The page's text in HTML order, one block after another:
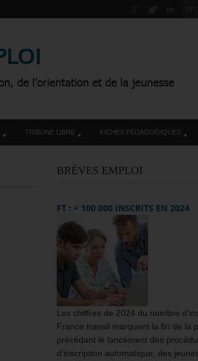
TRIBUNE LIBRE FICHES PÉDAGOGIQUES
BRÈVES EMPLOI
FT : + 100 000 INSCRITS EN 2024
Les chiffres de 2024 du nombre
France travail marquent la fin de la
précédant le lancement des
d’inscription automatique, des